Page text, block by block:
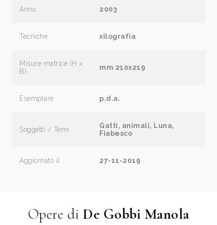
Anno 2003
Tecniche xilografia
Misure matrice (H x
B)
mm 210x219
Esemplare p.d.a.
Soggetti / Temi
Gatti, animali, Luna,
Fiabesco
Aggiornato il 27-11-2019
Opere di De Gobbi Manola